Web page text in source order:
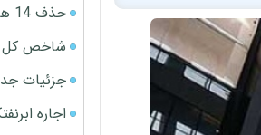
حذف 14 هزار میلیارد تومان سود کاغذی بانک صادرات
شاخص کل از مرز 5.5
جزئیات
اجاره